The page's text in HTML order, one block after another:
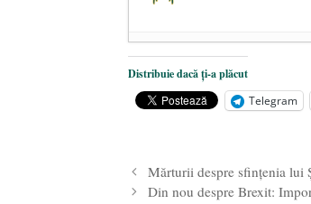
Dezvăluiri
Statul care servește
Legea Vexler
Distribuie dacă ți-a plăcut
Telegram
Mărturii despre sfinţenia lui
Din nou despre Brexit: